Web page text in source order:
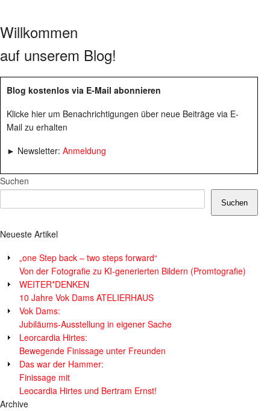
Willkommen
auf unserem Blog!
Blog kostenlos via E-Mail abonnieren
Klicke hier um Benachrichtigungen über neue Beiträge via E-
Mail zu erhalten
► Newsletter: Anmeldung
Suchen
Suchen
Neueste Artikel
„one Step back – two steps forward“
Von der Fotografie zu KI-generierten Bildern (Promtografie)
WEITER*DENKEN
10 Jahre Vok Dams ATELIERHAUS
Vok Dams:
Jubiläums-Ausstellung in eigener Sache
Leorcardia Hirtes:
Bewegende Finissage unter Freunden
Das war der Hammer:
Finissage mit
Leocardia Hirtes und Bertram Ernst!
Archive